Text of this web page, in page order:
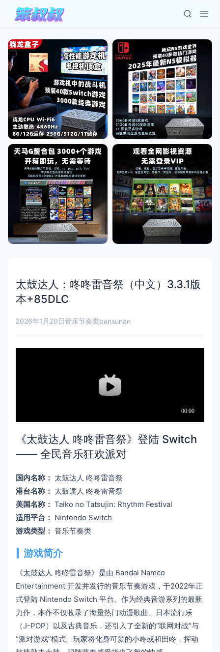
太鼓达人：咚咚雷音祭（中文）3.3.1版
本+85DLC
2026年1月20日音乐节奏类bensunan
《太鼓达人 咚咚雷音祭》登陆 Switch
—— 全民音乐狂欢派对
国内名称： 太鼓达人 咚咚雷音祭
港台名称： 太鼓達人 咚咚雷音祭
美国名称： Taiko no Tatsujin: Rhythm Festival
适用平台： Nintendo Switch
游戏类型： 音乐节奏类
游戏简介
《太鼓达人 咚咚雷音祭》是由 Bandai Namco
Entertainment 开发并发行的音乐节奏游戏，于2022年正
式登陆 Nintendo Switch 平台。作为经典音游系列的最新
力作，本作不仅收录了海量热门动漫歌曲、日本流行乐
（J-POP）以及古典音乐，还引入了全新的“联网对战”与
“派对游戏”模式。玩家将化身可爱的小咚或和田咚，挥动